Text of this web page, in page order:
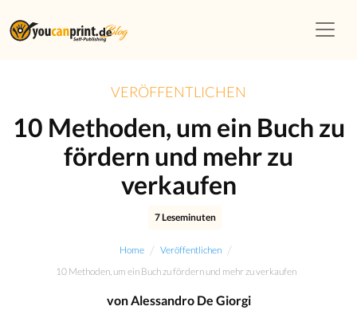
VERÖFFENTLICHEN
10 Methoden, um ein Buch zu
fördern und mehr zu
verkaufen
7 Leseminuten
Home / Veröffentlichen /
10 Methoden, um ein Buch zu fördern und mehr zu verkaufen
von Alessandro De Giorgi